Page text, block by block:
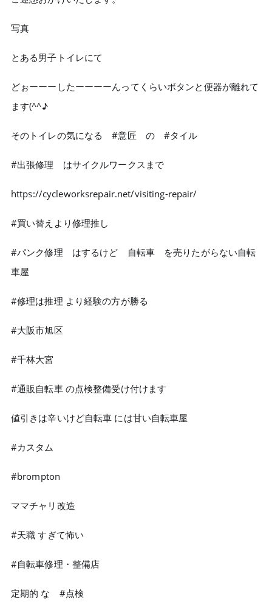
写真
とある男子トイレにて
どぉーーーしたーーーーんってくらいボタンと便器が離れて
ます(^^♪
そのトイレの気になる #意匠 の #タイル
#出張修理 はサイクルワークスまで
https://cycleworksrepair.net/visiting-repair/
#買い替えより修理推し
#パンク修理 はするけど 自転車 を売りたがらない自転
車屋
#修理は推理 より経験の方が勝る
#大阪市旭区
#千林大宮
#通販自転車 の点検整備受け付けます
値引きは辛いけど自転車 には甘い自転車屋
#カスタム
#brompton
ママチャリ改造
#天職 すぎて怖い
#自転車修理・整備店
定期的 な #点検